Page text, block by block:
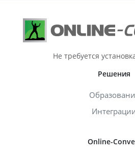
Не требуется
Решения
Online-